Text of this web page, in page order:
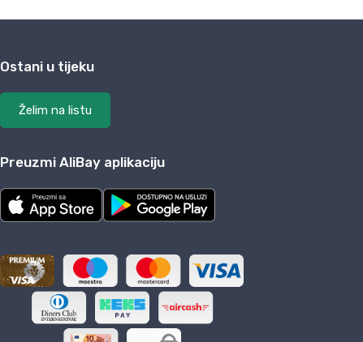
Ostani u tijeku
Želim na listu
Preuzmi AliBay aplikaciju